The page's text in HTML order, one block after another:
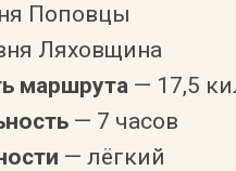
Поповцы
Ляховщина
маршрута — 17,5
— 7 часов
— лёгкий